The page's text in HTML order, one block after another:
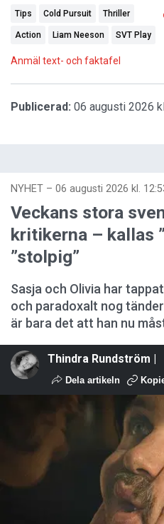
Tips Cold Pursuit Thriller
Action Liam Neeson SVT Play
Anmäl text- och faktafel
Publicerad: 06 augusti 2026
NYHET – 06 augusti 2026 kl.
Veckans stora
kritikerna – kallas
”stolpig”
Sasja och Olivia har
och paradoxalt nog
är bara det att han nu
Thindra Rundström |
Dela artikeln